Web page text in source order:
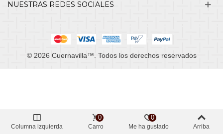
NUESTRAS REDES SOCIALES
© 2026 Cuernavilla™. Todos los derechos reservados
Columna izquierda Carro
0
Me ha gustado
0
Arriba